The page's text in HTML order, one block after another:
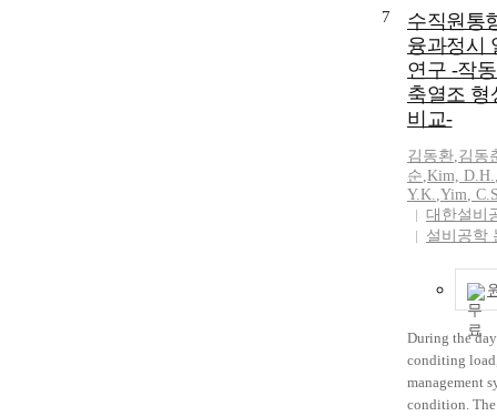
temperature
maintained at
which varied
conclusions
properties of
controlled by
and cooling
transient
characteristic
cooling water
time that get
take during
higher cooling
temperature
7
수직원통
융과정시
연구 -작
축열조 형
비교-
김동환,김동
순,Kim, D.H.
Y.K.,Yim,
대한설비
설비공학
During the
conditing
management
condition. The